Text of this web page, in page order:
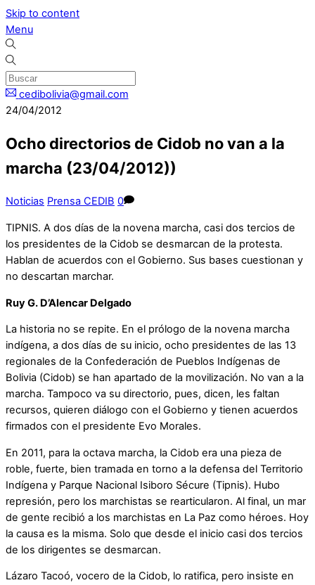
Skip to content
Menu
cedibolivia@gmail.com
24/04/2012
Ocho directorios de Cidob no van a la
marcha (23/04/2012))
Noticias Prensa CEDIB 0
TIPNIS. A dos días de la novena marcha, casi dos tercios de
los presidentes de la Cidob se desmarcan de la protesta.
Hablan de acuerdos con el Gobierno. Sus bases cuestionan y
no descartan marchar.
Ruy G. D’Alencar Delgado
La historia no se repite. En el prólogo de la novena marcha
indígena, a dos días de su inicio, ocho presidentes de las 13
regionales de la Confederación de Pueblos Indígenas de
Bolivia (Cidob) se han apartado de la movilización. No van a la
marcha. Tampoco va su directorio, pues, dicen, les faltan
recursos, quieren diálogo con el Gobierno y tienen acuerdos
firmados con el presidente Evo Morales.
En 2011, para la octava marcha, la Cidob era una pieza de
roble, fuerte, bien tramada en torno a la defensa del Territorio
Indígena y Parque Nacional Isiboro Sécure (Tipnis). Hubo
represión, pero los marchistas se rearticularon. Al final, un mar
de gente recibió a los marchistas en La Paz como héroes. Hoy
la causa es la misma. Solo que desde el inicio casi dos tercios
de los dirigentes se desmarcan.
Lázaro Tacoó, vocero de la Cidob, lo ratifica, pero insiste en